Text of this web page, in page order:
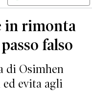
in rimonta
falso
di Osimhen
evita agli